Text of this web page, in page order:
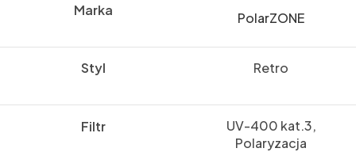
Marka PolarZONE
Styl Retro
Filtr
UV-400 kat.3,
Polaryzacja